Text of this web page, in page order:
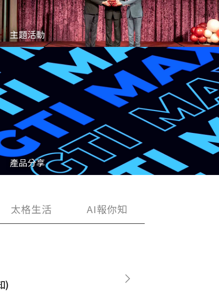
你知YouTube
FOLLOW US：
主題活動
Apr
28
產品分享
Apr
27
太格生活 AI報你知
)